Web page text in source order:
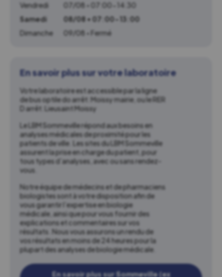
Vendredi
07/08 • 07:00-14:30
Samedi
08/08 • 07:00-13:00
Dimanche
09/08 • Fermé
En savoir plus sur votre laboratoire
Votre laboratoire est accessible par la ligne
de bus optile do arrêt: Moissy mairie, ou le RER
D arrêt: Lieusaint Moissy
Le LBM Sommeville répond aux besoins en
analyses médicales de proximité pour les
patients de ville. Les sites du LBM Sommeville
assurent la prise en charge du patient, pour
tous types d’analyses, avec ou sans rendez-
vous.
Notre équipe de médecins et de pharmaciens
biologistes sont à votre disposition afin de
vous garantir l’expertise en biologie
médicale, ainsi que pour vous fournir des
explications et commentaires sur vos
résultats. Nous vous assurons un rendu de
vos résultats en moins de 24 heures pour la
plupart des analyses de biologie médicale.
En savoir plus sur Sommeville (ex